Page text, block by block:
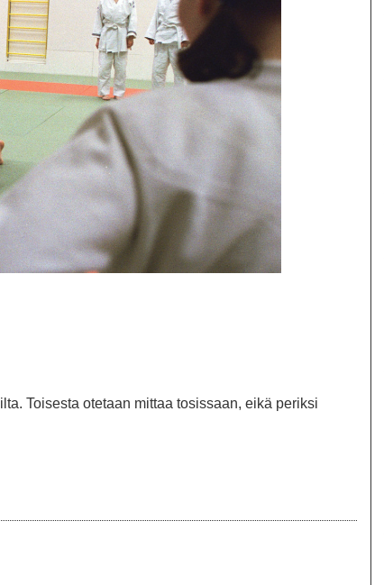
Toisesta otetaan mittaa tosissaan, eikä periksi